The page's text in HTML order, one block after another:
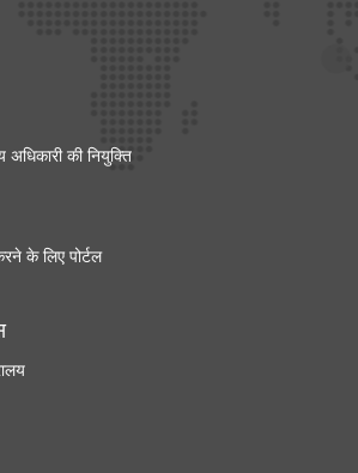
की नियुक्ति
के लिए पोर्टल